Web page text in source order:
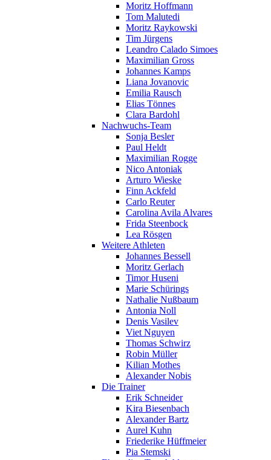
Moritz Hoffmann
Tom Malutedi
Moritz Raykowski
Tim Jürgens
Leandro Calado Simoes
Maximilian Gross
Johannes Kamps
Liana Jovanovic
Emilia Rausch
Elias Tönnes
Clara Bardohl
Nachwuchs-Team
Sonja Besler
Paul Heldt
Maximilian Rogge
Nico Antoniak
Arturo Wieske
Finn Ackfeld
Carlo Reuter
Carolina Avila Alvares
Frida Steenbock
Lea Rösgen
Weitere Athleten
Johannes Bessell
Moritz Gerlach
Timor Huseni
Marie Schürings
Nathalie Nußbaum
Antonia Noll
Denis Vasilev
Viet Nguyen
Thomas Schwirz
Robin Müller
Kilian Mothes
Alexander Nobis
Die Trainer
Erik Schneider
Kira Biesenbach
Alexander Bartz
Aurel Kuhn
Friederike Hüffmeier
Pia Stemski